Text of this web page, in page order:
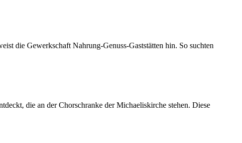
die Gewerkschaft Nahrung-Genuss-Gaststätten hin. So suchten
die an der Chorschranke der Michaeliskirche stehen. Diese